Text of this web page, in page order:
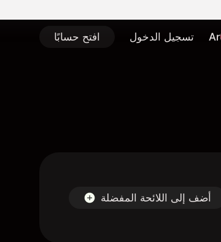
Ar تسجيل الدخول افتح حسابًا
أضف إلى اللائحة المفضلة